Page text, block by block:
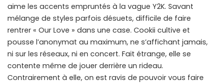
aime les accents empruntés à la vague Y2K. Savant
mélange de styles parfois désuets, difficile de faire
rentrer « Our Love » dans une case. Cookii cultive et
pousse l’anonymat au maximum, ne s’affichant jamais,
ni sur les réseaux, ni en concert. Fait étrange, elle se
contente même de jouer derrière un rideau.
Contrairement à elle, on est ravis de pouvoir vous faire